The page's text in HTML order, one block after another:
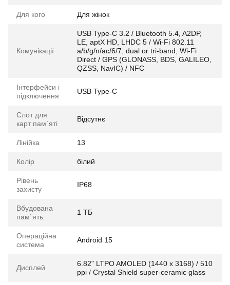
Для кого Для жінок
Комунікації
USB Type-C 3.2 / Bluetooth 5.4, A2DP,
LE, aptX HD, LHDC 5 / Wi-Fi 802.11
a/b/g/n/ac/6/7, dual or tri-band, Wi-Fi
Direct / GPS (GLONASS, BDS, GALILEO,
QZSS, NavIC) / NFC
Інтерфейси і
підключення
USB Type-C
Слот для
карт пам`яті
Відсутнє
Лінійка 13
Колір білий
Рівень
захисту
IP68
Вбудована
пам`ять
1 ТБ
Операційна
система
Android 15
Дисплей
6.82" LTPO AMOLED (1440 x 3168) / 510
ppi / Crystal Shield super-ceramic glass